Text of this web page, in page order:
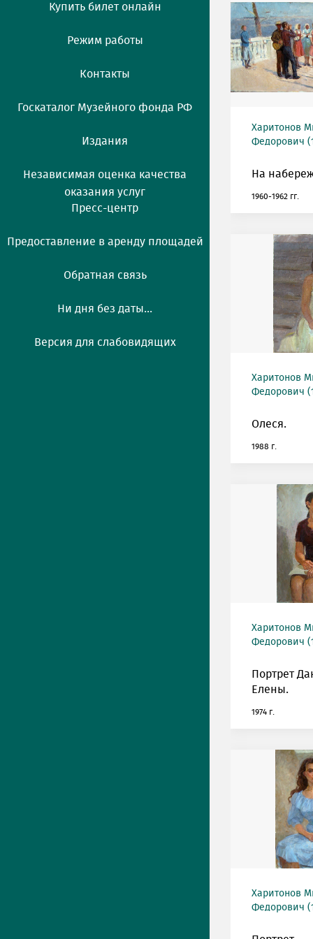
Купить билет онлайн
Режим работы
Контакты
Госкаталог Музейного фонда РФ
Издания
Независимая оценка качества
оказания услуг
Пресс-центр
Предоставление в аренду площадей
Обратная связь
Ни дня без даты...
Версия для слабовидящих
Харитонов
Федорович
На
1960-1962 гг.
Харитонов
Федорович
Олеся.
1988 г.
Харитонов
Федорович
Портрет
Елены.
1974 г.
Харитонов
Федорович